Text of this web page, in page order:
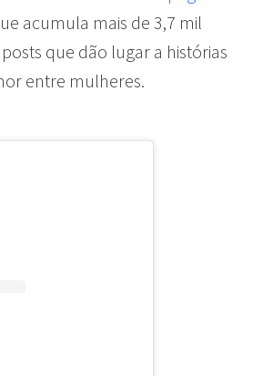
acumula mais de 3,7 mil
que dão lugar a histórias
entre mulheres.